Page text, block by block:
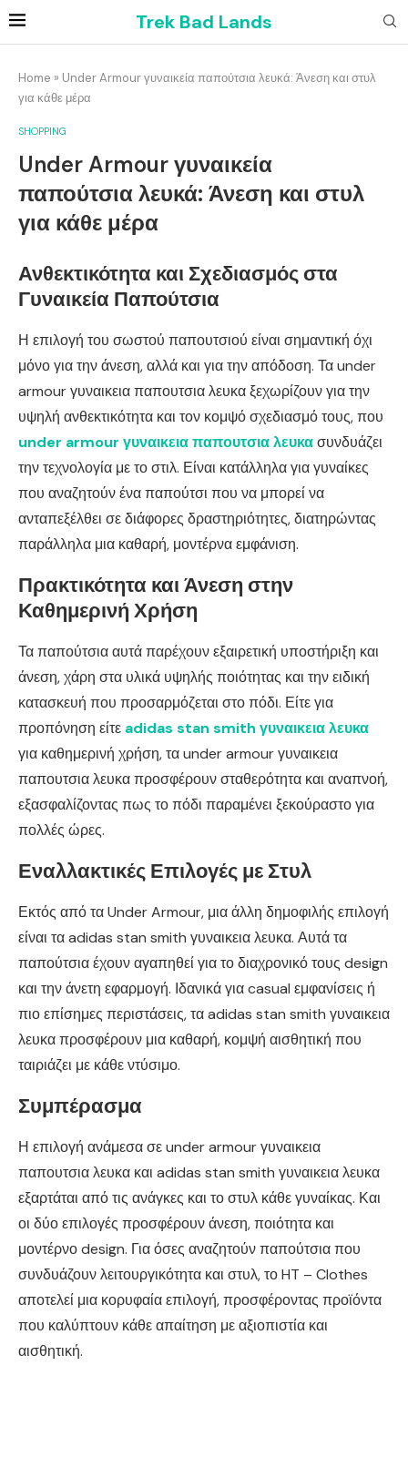
Trek Bad Lands
Home » Under Armour γυναικεία παπούτσια λευκά: Άνεση και στυλ
για κάθε μέρα
SHOPPING
Under Armour γυναικεία
παπούτσια λευκά: Άνεση και στυλ
για κάθε μέρα
Ανθεκτικότητα και Σχεδιασμός στα
Γυναικεία Παπούτσια
Η επιλογή του σωστού παπουτσιού είναι σημαντική όχι
μόνο για την άνεση, αλλά και για την απόδοση. Τα under
armour γυναικεια παπουτσια λευκα ξεχωρίζουν για την
υψηλή ανθεκτικότητα και τον κομψό σχεδιασμό τους, που
under armour γυναικεια παπουτσια λευκασυνδυάζει
την τεχνολογία με το στιλ. Είναι κατάλληλα για γυναίκες
που αναζητούν ένα παπούτσι που να μπορεί να
ανταπεξέλθει σε διάφορες δραστηριότητες, διατηρώντας
παράλληλα μια καθαρή, μοντέρνα εμφάνιση.
Πρακτικότητα και Άνεση στην
Καθημερινή Χρήση
Τα παπούτσια αυτά παρέχουν εξαιρετική υποστήριξη και
άνεση, χάρη στα υλικά υψηλής ποιότητας και την ειδική
κατασκευή που προσαρμόζεται στο πόδι. Είτε για
προπόνηση είτε adidas stan smith γυναικεια λευκα
για καθημερινή χρήση, τα under armour γυναικεια
παπουτσια λευκα προσφέρουν σταθερότητα και αναπνοή,
εξασφαλίζοντας πως το πόδι παραμένει ξεκούραστο για
πολλές ώρες.
Εναλλακτικές Επιλογές με Στυλ
Εκτός από τα Under Armour, μια άλλη δημοφιλής επιλογή
είναι τα adidas stan smith γυναικεια λευκα. Αυτά τα
παπούτσια έχουν αγαπηθεί για το διαχρονικό τους design
και την άνετη εφαρμογή. Ιδανικά για casual εμφανίσεις ή
πιο επίσημες περιστάσεις, τα adidas stan smith γυναικεια
λευκα προσφέρουν μια καθαρή, κομψή αισθητική που
ταιριάζει με κάθε ντύσιμο.
Συμπέρασμα
Η επιλογή ανάμεσα σε under armour γυναικεια
παπουτσια λευκα και adidas stan smith γυναικεια λευκα
εξαρτάται από τις ανάγκες και το στυλ κάθε γυναίκας. Και
οι δύο επιλογές προσφέρουν άνεση, ποιότητα και
μοντέρνο design. Για όσες αναζητούν παπούτσια που
συνδυάζουν λειτουργικότητα και στυλ, το HT – Clothes
αποτελεί μια κορυφαία επιλογή, προσφέροντας προϊόντα
που καλύπτουν κάθε απαίτηση με αξιοπιστία και
αισθητική.